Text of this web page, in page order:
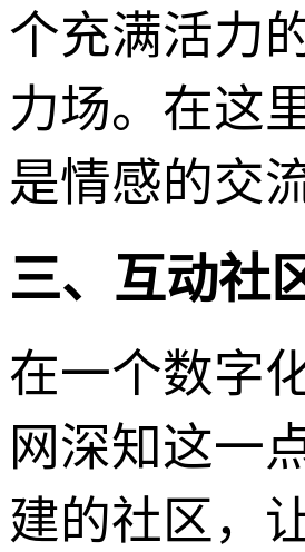
个充满活力
力场。在这
是情感的交
三、互动社
在一个数字
网深知这一
建的社区，